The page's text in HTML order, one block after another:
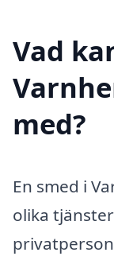
Vad
med?
En smed i
olika